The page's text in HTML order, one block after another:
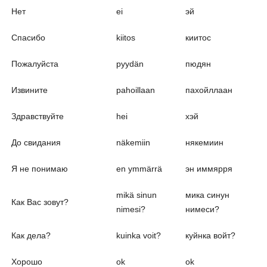
Нет ei эй
Спасибо kiitos киитос
Пожалуйста pyydän пюдян
Извините pahoillaan пахойллаан
Здравствуйте hei хэй
До свидания näkemiin някемиин
Я не понимаю en ymmärrä эн иммярря
Как Вас зовут?
mikä sinun
nimesi?
мика синун
нимеси?
Как дела? kuinka voit? куйнка войт?
Хорошо ok ok